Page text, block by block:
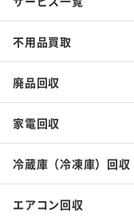
不用品買取
廃品回収
家電回収
冷蔵庫（冷凍庫）回収
エアコン回収